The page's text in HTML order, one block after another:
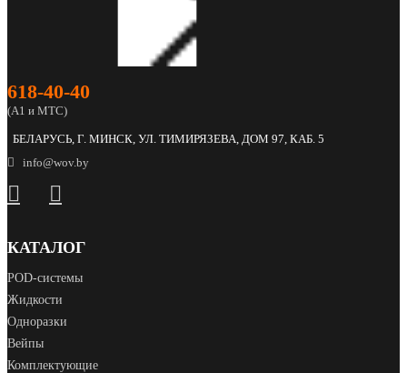
618‑40‑40
(А1 и МТС)
БЕЛАРУСЬ, Г. МИНСК, УЛ. ТИМИРЯЗЕВА, ДОМ 97, КАБ. 5
info@wov.by
КАТАЛОГ
POD‑системы
Жидкости
Одноразки
Вейпы
Комплектующие